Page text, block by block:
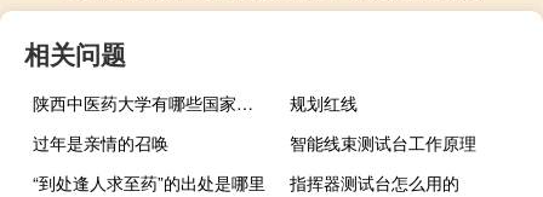
相关问题
陕西中医药大学有哪些国家特色专业
规划红线
过年是亲情的召唤
智能线束测试台工作原理
“到处逢人求至药”的出处是哪里
指挥器测试台怎么用的